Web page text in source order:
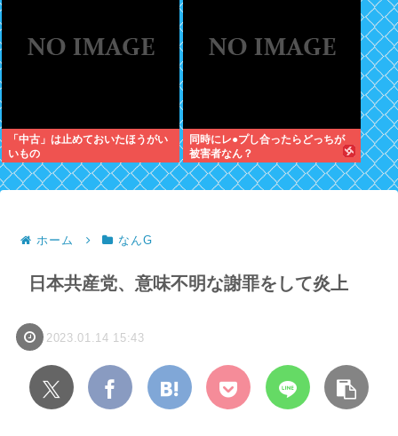
「中古」は止めておいたほうがい
いもの
同時にレ●プし合ったらどっちが
被害者なん？
ホーム なんG
日本共産党、意味不明な謝罪をして炎上
2023.01.14 15:43